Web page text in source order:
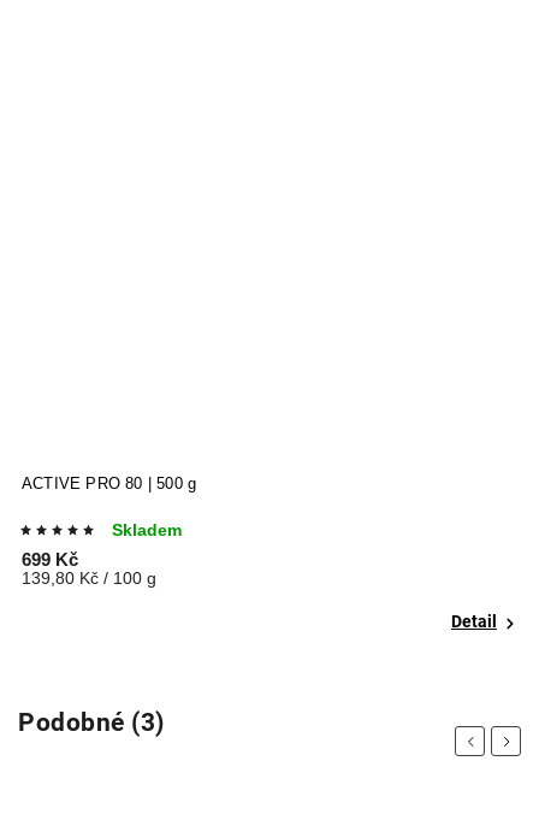
ACTIVE PRO 80 | 500 g
Skladem
699 Kč
139,80 Kč / 100 g
Detail
Podobné (3)
PreviousNext